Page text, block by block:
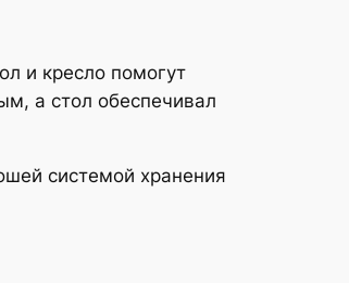
и кресло помогут
а стол обеспечивал
системой хранения